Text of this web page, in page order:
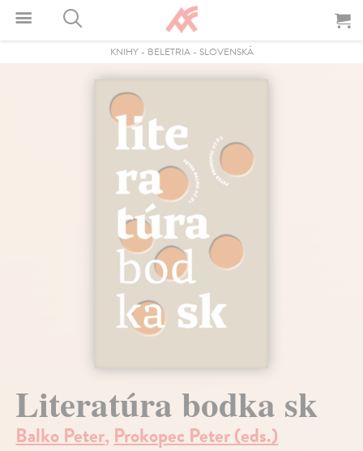
KNIHY- BELETRIA- SLOVENSKÁ
Literatúra bodka sk
Balko Peter, Prokopec Peter (eds.)